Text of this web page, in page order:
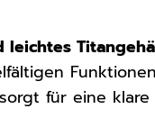
leichtes
für eine